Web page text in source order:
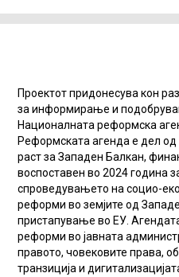
Проектот придонесува кон
за информирање и
Националната реформска
Реформската агенда е дел
раст за Западен Балкан,
воспоставен во 2024 година
спроведувањето на социо-
реформи во земјите од
пристапување во ЕУ.
реформи во јавната
правото, човековите права,
транзиција и